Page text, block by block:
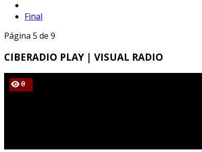
Final
Página 5 de 9
CIBERADIO PLAY | VISUAL RADIO